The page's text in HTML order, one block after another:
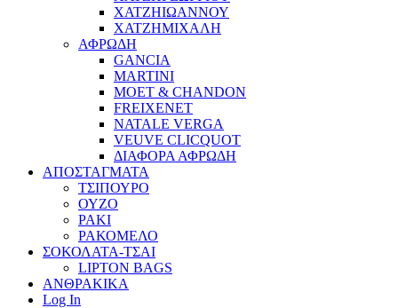
ΧΑΤΖΗΙΩΑΝΝΟΥ
ΧΑΤΖΗΜΙΧΑΛΗ
ΑΦΡΩΔΗ
GANCIA
MARTINI
MOET & CHANDON
FREIXENET
NATALE VERGA
VEUVE CLICQUOT
ΔΙΑΦΟΡΑ ΑΦΡΩΔΗ
ΑΠΟΣΤΑΓΜΑΤΑ
ΤΣΙΠΟΥΡΟ
ΟΥΖΟ
ΡΑΚΙ
ΡΑΚΟΜΕΛΟ
ΣΟΚΟΛΑΤΑ-ΤΣΑΙ
LIPTON BAGS
ΑΝΘΡΑΚΙΚΑ
Log In